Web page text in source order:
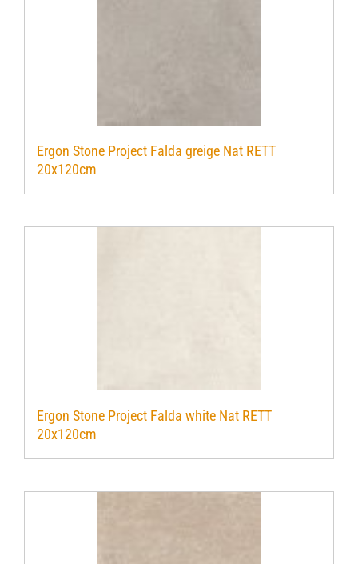
Ergon Stone Project Falda greige Nat RETT
20x120cm
Ergon Stone Project Falda white Nat RETT
20x120cm